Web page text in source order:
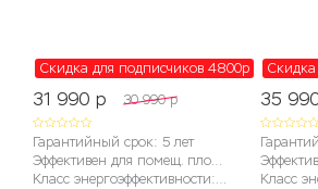
Скидка для подписчиков 4800p
31 990 p 30 990 p
Гарантийный срок: 5 лет
Эффективен для помещ. площадью до (м2): до 22м2
Класс энергоэффективности: A
35